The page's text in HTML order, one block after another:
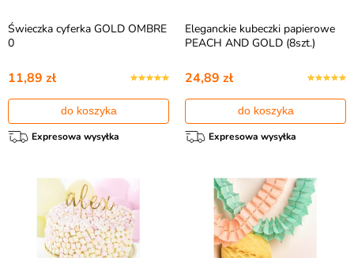
Świeczka cyferka GOLD OMBRE
0
11,89 zł
do koszyka
Expresowa wysyłka
Eleganckie kubeczki papierowe
PEACH AND GOLD (8szt.)
24,89 zł
do koszyka
Expresowa wysyłka